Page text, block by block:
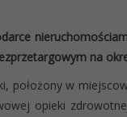
na
położony w
opieki